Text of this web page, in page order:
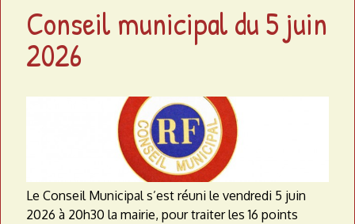
l
a
t
u
Conseil municipal du 5 juin
2026
Le Conseil Municipal s’est réuni le vendredi 5 juin
2026 à 20h30 la mairie, pour traiter les 16 points